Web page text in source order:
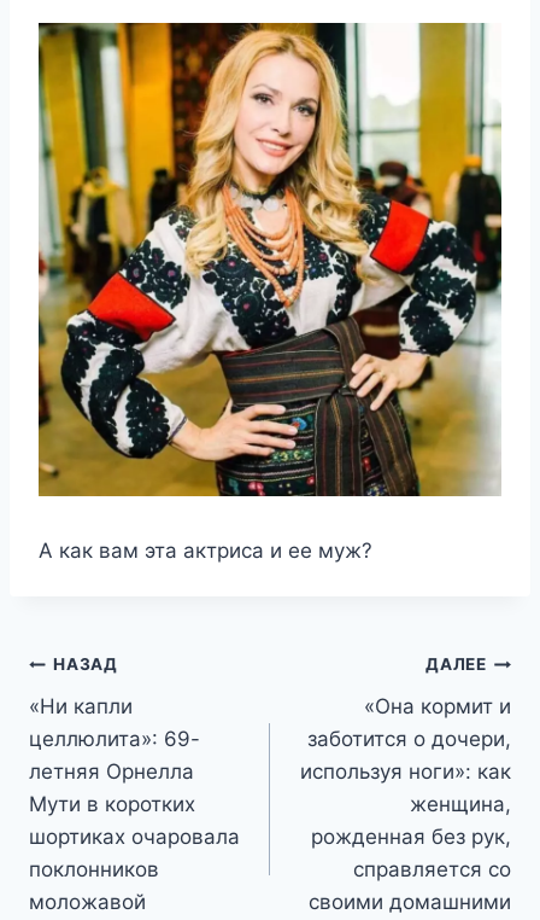
А как вам эта актриса и ее муж?
Навигация
по
записям
НАЗАД
«Ни капли
целлюлита»: 69-
летняя Орнелла
Мути в коротких
шортиках очаровала
поклонников
моложавой
ДАЛЕЕ
«Она кормит и
заботится о дочери,
используя ноги»: как
женщина,
рожденная без рук,
справляется со
своими домашними